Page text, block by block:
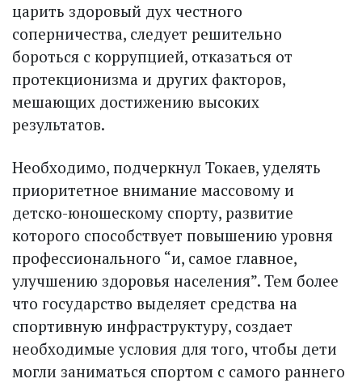
царить здоровый дух честного
соперничества, следует решительно
бороться с коррупцией, отказаться от
протекционизма и других факторов,
мешающих достижению высоких
результатов.
Необходимо, подчеркнул Токаев, уделять
приоритетное внимание массовому и
детско-юношескому спорту, развитие
которого способствует повышению уровня
профессионального “и, самое главное,
улучшению здоровья населения”. Тем более
что государство выделяет средства на
спортивную инфраструктуру, создает
необходимые условия для того, чтобы дети
могли заниматься спортом с самого раннего